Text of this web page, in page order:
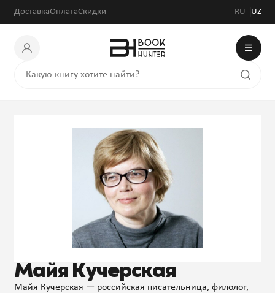
ДоставкаОплатаСкидки RU UZ
Майя Кучерская
Майя Кучерская — российская писательница, филолог,